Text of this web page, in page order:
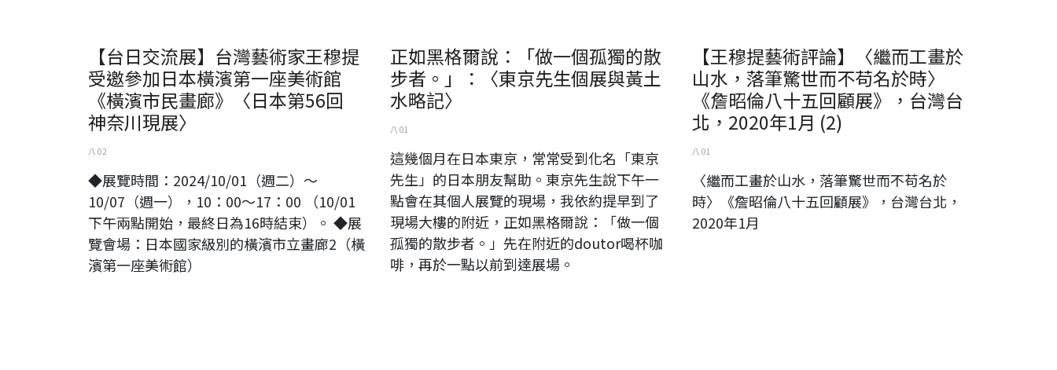
【台日交流展】台灣藝術家王穆提
受邀參加日本橫濱第一座美術館
《橫濱市民畫廊》〈日本第56回
神奈川現展〉
八 02
◆展覽時間：2024/10/01（週二）～
10/07（週一），10：00～17：00 （10/01
下午兩點開始，最終日為16時結束）。 ◆展
覽會場：日本國家級別的橫濱市立畫廊2（橫
濱第一座美術館）
正如黑格爾說：「做一個孤獨的散
步者。」：〈東京先生個展與黃土
水略記〉
八 01
這幾個月在日本東京，常常受到化名「東京
先生」的日本朋友幫助。東京先生說下午一
點會在其個人展覽的現場，我依約提早到了
現場大樓的附近，正如黑格爾說：「做一個
孤獨的散步者。」先在附近的doutor喝杯咖
啡，再於一點以前到達展場。
【王穆提藝術評論】〈繼而工畫於
山水，落筆驚世而不苟名於時〉
《詹昭倫八十五回顧展》，台灣台
北，2020年1月 (2)
八 01
〈繼而工畫於山水，落筆驚世而不苟名於
時〉《詹昭倫八十五回顧展》，台灣台北，
2020年1月